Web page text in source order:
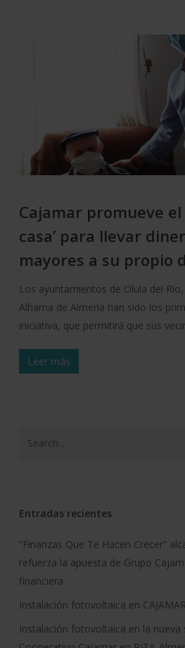
Cajamar promueve el
casa’ para llevar
mayores a su propio
Los ayuntamientos de Olula del
Alhama de Almería han sido los
iniciativa, que permitirá que sus
Leer más
Entradas recientes
“Finanzas Que Te Hacen Crecer”
refuerza la apuesta de Grupo
financiera.
Instalación fotovoltaica en
Instalación fotovoltaica en la nueva